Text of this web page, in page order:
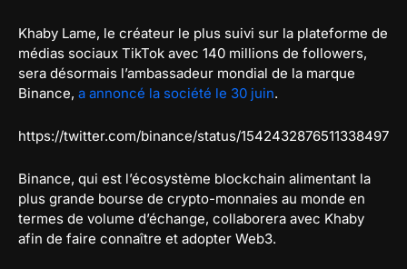
Khaby Lame, le créateur le plus suivi sur la plateforme de
médias sociaux TikTok avec 140 millions de followers,
sera désormais l’ambassadeur mondial de la marque
Binance, a annoncé la société le 30 juin.
https://twitter.com/binance/status/1542432876511338497
Binance, qui est l’écosystème blockchain alimentant la
plus grande bourse de crypto-monnaies au monde en
termes de volume d’échange, collaborera avec Khaby
afin de faire connaître et adopter Web3.